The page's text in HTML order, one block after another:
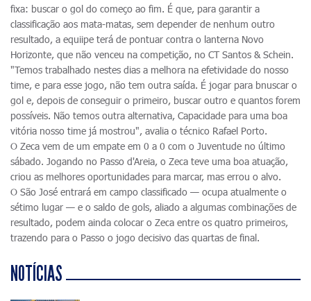
fixa: buscar o gol do começo ao fim. É que, para garantir a
classificação aos mata-matas, sem depender de nenhum outro
resultado, a equiipe terá de pontuar contra o lanterna Novo
Horizonte, que não venceu na competição, no CT Santos & Schein.
"Temos trabalhado nestes dias a melhora na efetividade do nosso
time, e para esse jogo, não tem outra saída. É jogar para bnuscar o
gol e, depois de conseguir o primeiro, buscar outro e quantos forem
possíveis. Não temos outra alternativa, Capacidade para uma boa
vitória nosso time já mostrou", avalia o técnico Rafael Porto.
O Zeca vem de um empate em 0 a 0 com o Juventude no último
sábado. Jogando no Passo d'Areia, o Zeca teve uma boa atuação,
criou as melhores oportunidades para marcar, mas errou o alvo.
O São José entrará em campo classificado — ocupa atualmente o
sétimo lugar — e o saldo de gols, aliado a algumas combinações de
resultado, podem ainda colocar o Zeca entre os quatro primeiros,
trazendo para o Passo o jogo decisivo das quartas de final.
NOTÍCIAS